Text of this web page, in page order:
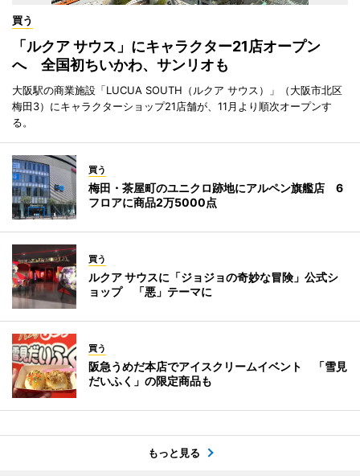
買う
「ルクア サウス」にキャラクター21店オープン
へ 全国初ちいかわ、サンリオも
大阪駅の商業施設「LUCUA SOUTH（ルクア サウス）」（大阪市北区
梅田3）にキャラクターショップ21店舗が、11月より順次オープンす
る。
買う
梅田・茶屋町のユニクロ跡地にアルペン旗艦店 6
フロアに商品2万5000点
買う
ルクア サウスに「ジョジョの奇妙な冒険」公式シ
ョップ 「悪」テーマに
買う
阪急うめだ本店でアイスクリームイベント 「雪見
だいふく」の限定商品も
もっと見る